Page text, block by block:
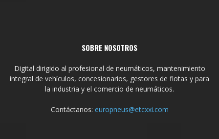
SOBRE NOSOTROS
Digital dirigido al profesional de neumáticos, mantenimiento
integral de vehículos, concesionarios, gestores de flotas y para
la industria y el comercio de neumáticos.
Contáctanos: europneus@etcxxi.com